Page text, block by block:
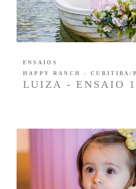
LUIZA - ENSAIO
ENSAIOS
HAPPY RANCH - CURITIBA/